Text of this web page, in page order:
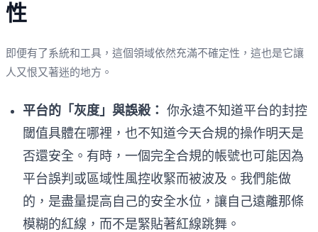
性
即便有了系統和工具，這個領域依然充滿不確定性，這也是它讓
人又恨又著迷的地方。
平台的「灰度」與誤殺： 你永遠不知道平台的封控
閾值具體在哪裡，也不知道今天合規的操作明天是
否還安全。有時，一個完全合規的帳號也可能因為
平台誤判或區域性風控收緊而被波及。我們能做
的，是盡量提高自己的安全水位，讓自己遠離那條
模糊的紅線，而不是緊貼著紅線跳舞。